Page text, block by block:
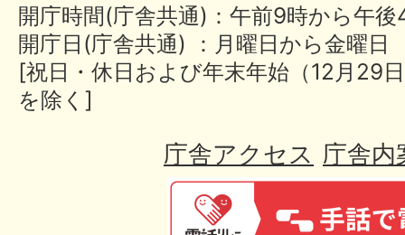
開庁時間(庁舎共通)：午前9時から午
開庁日(庁舎共通) ：月曜日から金曜日
[祝日・休日および年末年始（12月29
を除く]
庁舎アクセス 庁舎内